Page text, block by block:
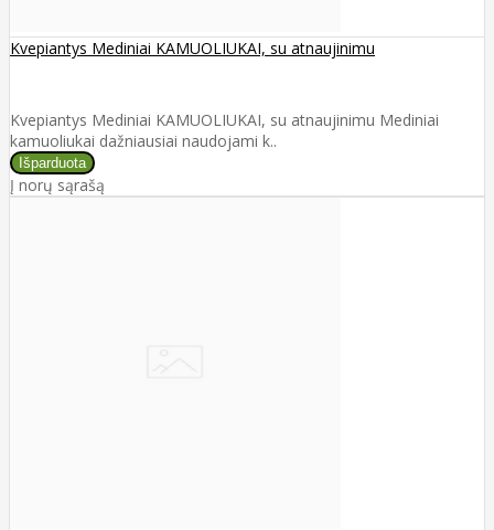
Kvepiantys Mediniai KAMUOLIUKAI, su atnaujinimu
Kvepiantys Mediniai KAMUOLIUKAI, su atnaujinimu Mediniai
kamuoliukai dažniausiai naudojami k..
Į norų sąrašą